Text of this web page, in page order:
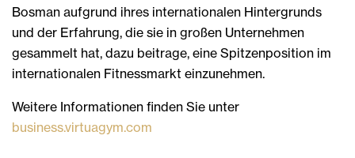
Bosman aufgrund ihres internationalen Hintergrunds
und der Erfahrung, die sie in großen Unternehmen
gesammelt hat, dazu beitrage, eine Spitzenposition im
internationalen Fitnessmarkt einzunehmen.
Weitere Informationen finden Sie unter
business.virtuagym.com